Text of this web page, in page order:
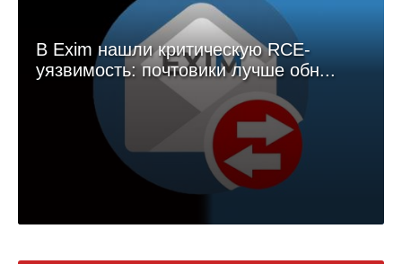
В Exim нашли критическую RCE-
уязвимость: почтовики лучше обн...